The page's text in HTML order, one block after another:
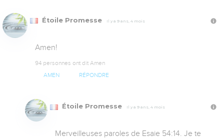
Étoile Promesse Il y a 9 ans, 4 mois
Amen!
94 personnes ont dit Amen
AMEN RÉPONDRE
Étoile Promesse Il y a 9 ans, 4 mois
Merveilleuses paroles de Esaie 54:14. Je te